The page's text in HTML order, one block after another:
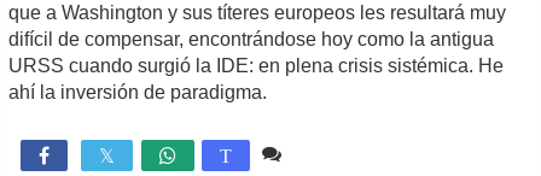
que a Washington y sus títeres europeos les resultará muy
difícil de compensar, encontrándose hoy como la antigua
URSS cuando surgió la IDE: en plena crisis sistémica. He
ahí la inversión de paradigma.
 T